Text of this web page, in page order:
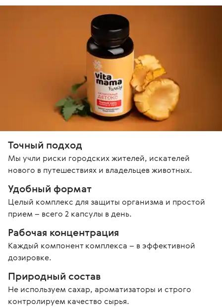
Точный подход
Мы учли риски городских жителей, искателей
нового в путешествиях и владельцев животных.
Удобный формат
Целый комплекс для защиты организма и простой
прием – всего 2 капсулы в день.
Рабочая концентрация
Каждый компонент комплекса – в эффективной
дозировке.
Природный состав
Не используем сахар, ароматизаторы и строго
контролируем качество сырья.